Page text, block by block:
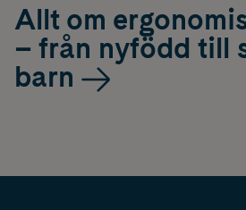
Allt om
– från nyfödd till
barn